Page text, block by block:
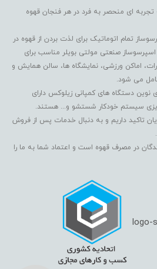
تجربه ای منحصر به فرد در هر فنجان قهوه
تمام اتوماتیک برای لذت بردن از قهوه در
صنعتی مولتی بویلر مناسب برای
اماکن ورزشی، نمایشگاه ها، سالن همایش و
می شود.
نوین دستگاه های کمپانی زیلوکس دارای
ریزی سیستم خودکار شستشو و... هستند.
تاکید داریم و به دنبال خدمات پس از فروش
در مصرف قهوه است و اعتماد شما به ما را